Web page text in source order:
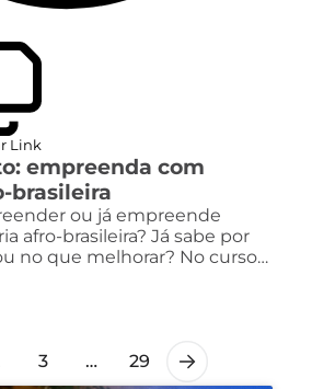
Link
empreenda com
brasileira
ou já empreende
afro-brasileira? Já sabe por
no que melhorar? No curso…
3 … 29